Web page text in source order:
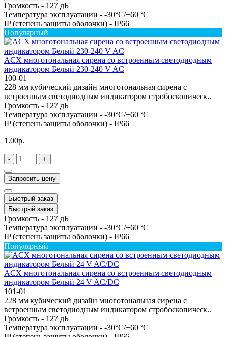
Громкость - 127 дБ
Температура эксплуатации - -30°C/+60 °C
IP (степень защиты оболочки) - IP66
Популярный
ACX многотональная сирена со встроенным светодиодным
индикатором Белый 230-240 V AC
100-01
228 мм кубический дизайн многотональная сирена с
встроенным светодиодным индикатором стробоскопическ..
Громкость - 127 дБ
Температура эксплуатации - -30°C/+60 °C
IP (степень защиты оболочки) - IP66
1.00р.
- +
Запросить цену
Быстрый заказ
Быстрый заказ
Громкость - 127 дБ
Температура эксплуатации - -30°C/+60 °C
IP (степень защиты оболочки) - IP66
Популярный
ACX многотональная сирена со встроенным светодиодным
индикатором Белый 24 V AC/DC
101-01
228 мм кубический дизайн многотональная сирена с
встроенным светодиодным индикатором стробоскопическ..
Громкость - 127 дБ
Температура эксплуатации - -30°C/+60 °C